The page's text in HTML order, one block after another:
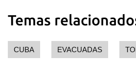
Temas
CUBA EVACUADAS